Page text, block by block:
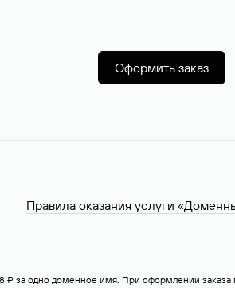
Оформить заказ
Правила оказания услуги
за одно доменное имя. При оформлении